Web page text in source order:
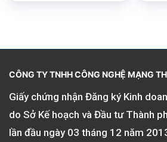
CÔNG TY TNHH CÔNG NGHỆ MẠNG
Giấy chứng nhận Đăng ký Kinh
do Sở Kế hoạch và Đầu tư Thành
lần đầu ngày 03 tháng 12 năm